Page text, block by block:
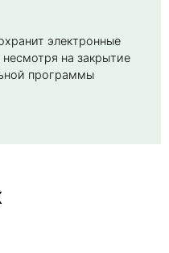
электронные
несмотря на закрытие
программы